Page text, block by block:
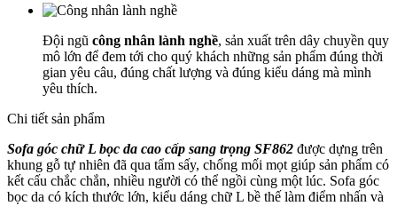
Đội ngũ công nhân lành nghề, sản xuất trên dây chuyền quy
mô lớn để đem tới cho quý khách những sản phẩm đúng thời
gian yêu câu, đúng chất lượng và đúng kiểu dáng mà mình
yêu thích.
Chi tiết sản phẩm
Sofa góc chữ L bọc da cao cấp sang trọng SF862 được dựng trên
khung gỗ tự nhiên đã qua tẩm sấy, chống mối mọt giúp sản phẩm có
kết cấu chắc chắn, nhiều người có thể ngồi cùng một lúc. Sofa góc
bọc da có kích thước lớn, kiểu dáng chữ L bề thế làm điểm nhấn và